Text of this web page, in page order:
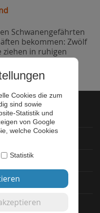
Schwanengefährten
bekommen: Zwölf
ziehen in ruhigen
und sollen vor
Cookies die zum
sind sowie
Statistik und
von Google
welche Cookies
Statistik